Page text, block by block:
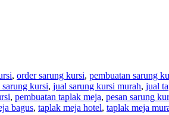
, order sarung kursi, pembuatan sarung
kursi, jual sarung kursi murah, jual
, pembuatan taplak meja, pesan sarung
bagus, taplak meja hotel, taplak meja